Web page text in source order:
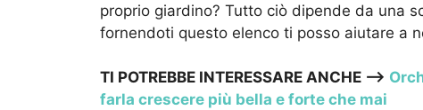
proprio giardino? Tutto ciò dipende da una
fornendoti questo elenco ti posso aiutare a
TI POTREBBE INTERESSARE ANCHE —->
farla crescere più bella e forte che mai